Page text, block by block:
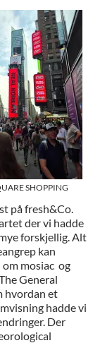
SHOPPING
på fresh&Co.
der vi hadde
forskjellig. Alt
kan
mosiac og
General
hvordan et
hadde vi
Der